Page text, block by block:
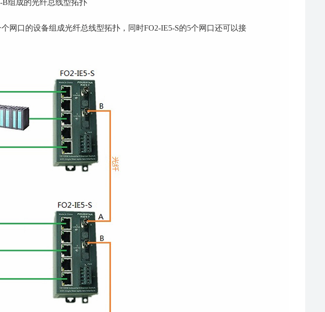
B组成的光纤总线型拓扑
网口的设备组成光纤总线型拓扑，同时FO2-IE5-S的5个网口还可以接